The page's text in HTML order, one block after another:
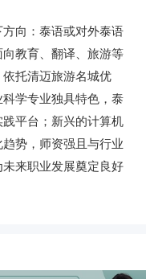
向：泰语或对外泰语
教育、翻译、旅游等
托清迈旅游名城优
学专业独具特色，泰
平台；新兴的计算机
势，师资强且与行业
来职业发展奠定良好